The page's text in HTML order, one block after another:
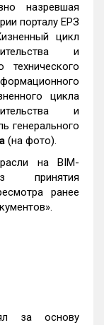
назревшая
порталу ЕРЗ
цикл
и
цикла
и
генерального
(на фото).
на BIM-
принятия
ранее
за основу